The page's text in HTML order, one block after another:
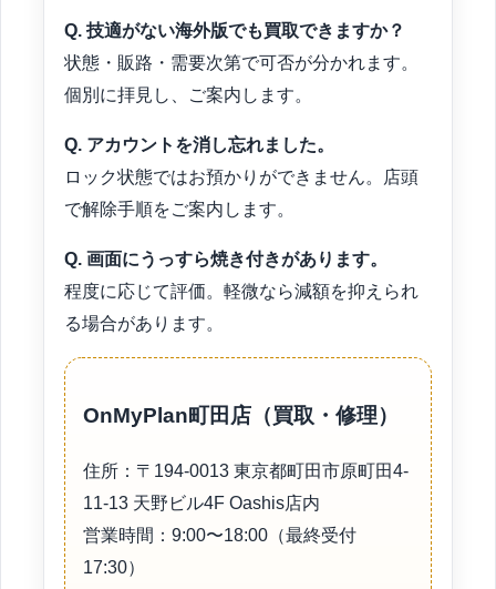
Q. 技適がない海外版でも買取できますか？
状態・販路・需要次第で可否が分かれます。
個別に拝見し、ご案内します。
Q. アカウントを消し忘れました。
ロック状態ではお預かりができません。店頭
で解除手順をご案内します。
Q. 画面にうっすら焼き付きがあります。
程度に応じて評価。軽微なら減額を抑えられ
る場合があります。
OnMyPlan町田店（買取・修理）
住所：〒194-0013 東京都町田市原町田4-
11-13 天野ビル4F Oashis店内
営業時間：9:00〜18:00（最終受付
17:30）